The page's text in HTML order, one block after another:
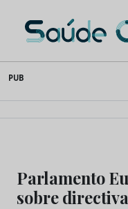
to
content
Saúde Oral
PUB
Parlamento
sobre